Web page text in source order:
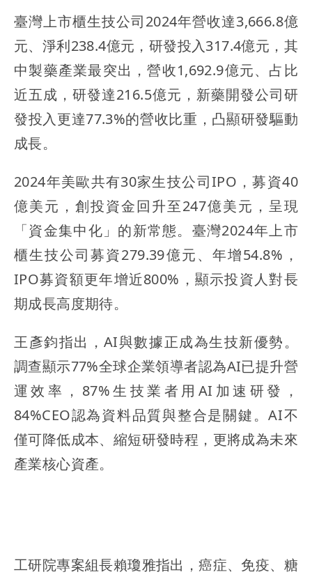
臺灣上市櫃生技公司2024年營收達3,666.8億
元、淨利238.4億元，研發投入317.4億元，其
中製藥產業最突出，營收1,692.9億元、占比
近五成，研發達216.5億元，新藥開發公司研
發投入更達77.3%的營收比重，凸顯研發驅動
成長。
2024年美歐共有30家生技公司IPO，募資40
億美元，創投資金回升至247億美元，呈現
「資金集中化」的新常態。臺灣2024年上市
櫃生技公司募資279.39億元、年增54.8%，
IPO募資額更年增近800%，顯示投資人對長
期成長高度期待。
王彥鈞指出，AI與數據正成為生技新優勢。
調查顯示77%全球企業領導者認為AI已提升營
運效率，87%生技業者用AI加速研發，
84%CEO認為資料品質與整合是關鍵。AI不
僅可降低成本、縮短研發時程，更將成為未來
產業核心資產。
工研院專案組長賴瓊雅指出，癌症、免疫、糖